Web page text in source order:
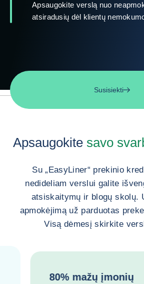
Apsaugokite verslą nuo
atsiradusių dėl klientų
Susisiekti
Apsaugokite savo
Su „EasyLiner“ prekinio
nedideliam verslui galite
atsiskaitymų ir blogų skolų.
apmokėjimą už parduotas
Visą dėmesį skirkite
80% mažų įmonių